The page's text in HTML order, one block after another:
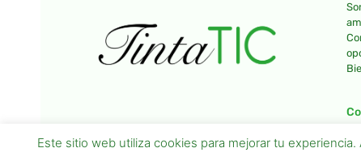
Este sitio web utiliza cookies para mejorar tu